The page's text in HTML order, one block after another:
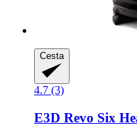
Cesta
4.7 (3)
E3D Revo Six